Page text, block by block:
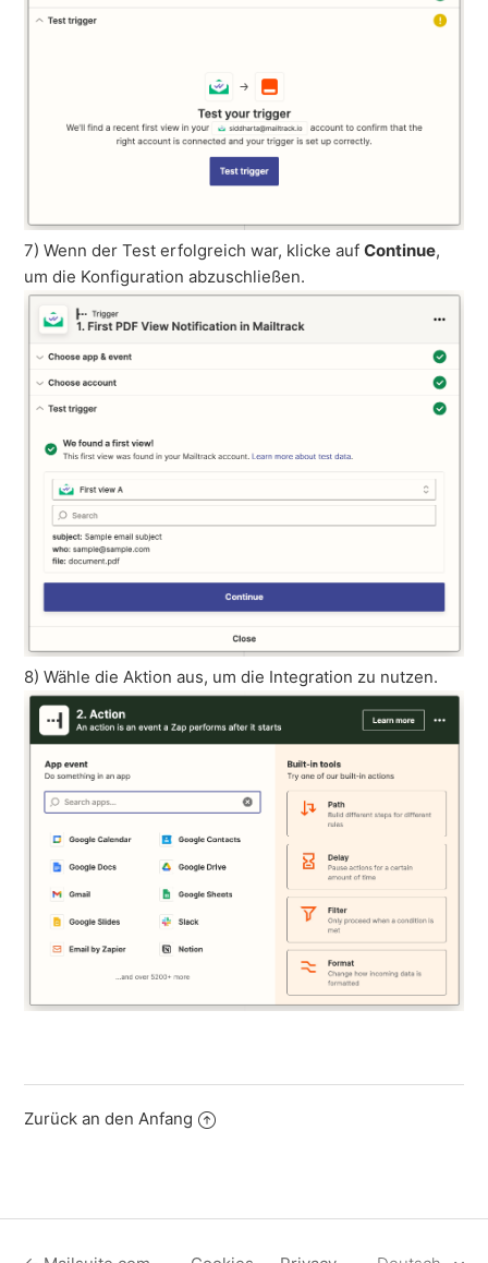
7) Wenn der Test erfolgreich war, klicke aufContinue,
um die Konfiguration abzuschließen.
8) Wähle die Aktion aus, um die Integration zu nutzen.
Zurück an den Anfang